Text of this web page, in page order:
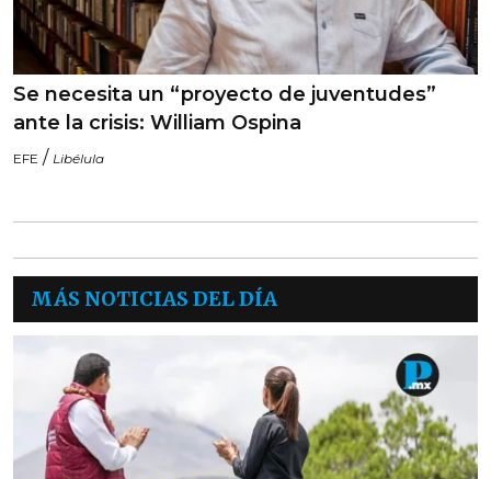
Se necesita un “proyecto de juventudes”
ante la crisis: William Ospina
EFE / Libélula
MÁS NOTICIAS DEL DÍA